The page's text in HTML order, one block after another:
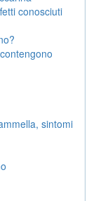
conosciuti
sintomi